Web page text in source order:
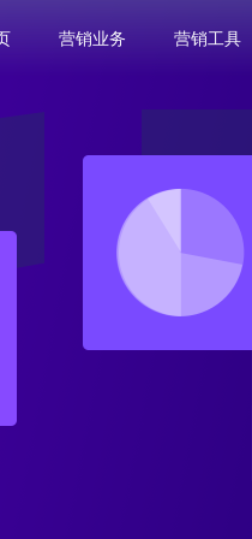
营销业务 营销工具